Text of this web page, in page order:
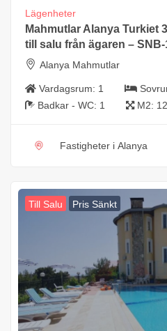
Lägenheter
Mahmutlar Alanya Turkiet
till salu från ägaren – SNB-
Alanya Mahmutlar
Vardagsrum: 1
Badkar - WC: 1 M2:
Fastigheter i Alanya
Till Salu Pris Sänkt